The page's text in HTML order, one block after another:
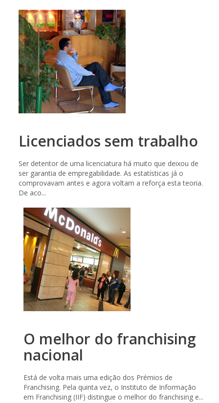
Licenciados sem trabalho
Ser detentor de uma licenciatura há muito que deixou de
ser garantia de empregabilidade. As estatísticas já o
comprovavam antes e agora voltam a reforça esta teoria.
De aco...
O melhor do franchising
nacional
Está de volta mais uma edição dos Prémios de
Franchising. Pela quinta vez, o Instituto de Informação
em Franchising (IIF) distingue o melhor do franchising e...